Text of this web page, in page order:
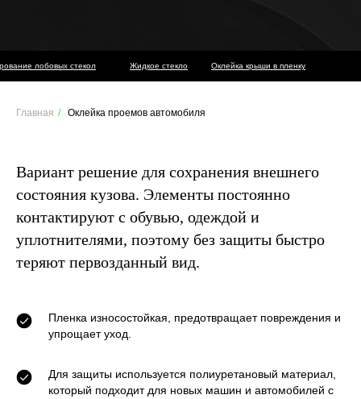
Жидкое стекло
лобовых стекол Оклейка крыши в пленку
Главная / Оклейка проемов автомобиля
Вариант решение для сохранения внешнего
состояния кузова. Элементы постоянно
контактируют с обувью, одеждой и
уплотнителями, поэтому без защиты быстро
теряют первозданный вид.
Пленка износостойкая, предотвращает повреждения и
упрощает уход.
Для защиты используется полиуретановый материал,
который подходит для новых машин и автомобилей с